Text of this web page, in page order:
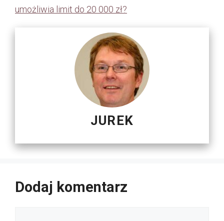
umożliwia limit do 20 000 zł?
JUREK
Dodaj komentarz